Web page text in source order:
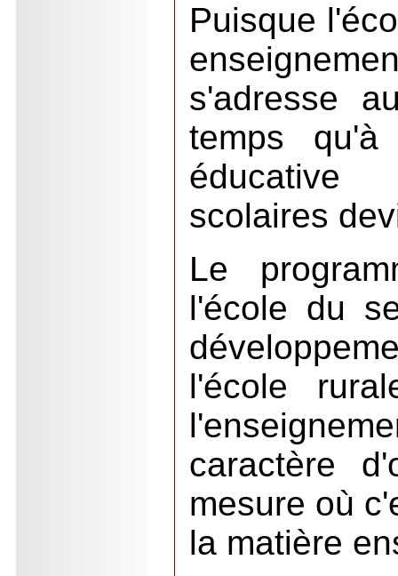
Puisque
s'adresse
temps
éducative
scolaires
Le
l'école du
l'école
caractère
mesure où
la matière